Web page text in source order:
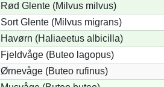
Rød Glente (Milvus milvus)
Sort Glente (Milvus migrans)
Havørn (Haliaeetus albicilla)
Fjeldvåge (Buteo lagopus)
Ørnevåge (Buteo rufinus)